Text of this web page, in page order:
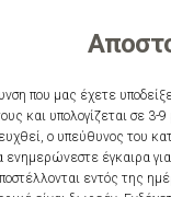
που μας έχετε
και υπολογίζεται σε 3-
ο υπεύθυνος του
έγκαιρα για
εντός της